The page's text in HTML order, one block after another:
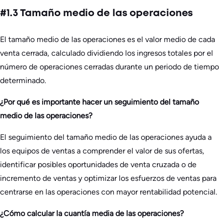
#1.3 Tamaño medio de las operaciones
El tamaño medio de las operaciones es el valor medio de cada
venta cerrada, calculado dividiendo los ingresos totales por el
número de operaciones cerradas durante un periodo de tiempo
determinado.
¿Por qué es importante hacer un seguimiento del tamaño
medio de las operaciones?
El seguimiento del tamaño medio de las operaciones ayuda a
los equipos de ventas a comprender el valor de sus ofertas,
identificar posibles oportunidades de venta cruzada o de
incremento de ventas y optimizar los esfuerzos de ventas para
centrarse en las operaciones con mayor rentabilidad potencial.
¿Cómo calcular la cuantía media de las operaciones?